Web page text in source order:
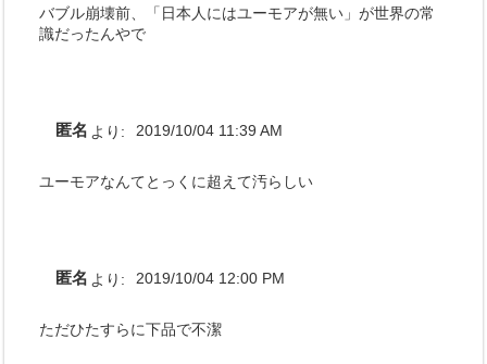
バブル崩壊前、「日本人にはユーモアが無い」が世界の常
識だったんやで
匿名 より: 2019/10/04 11:39 AM
ユーモアなんてとっくに超えて汚らしい
匿名 より: 2019/10/04 12:00 PM
ただひたすらに下品で不潔